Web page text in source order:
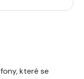
které se